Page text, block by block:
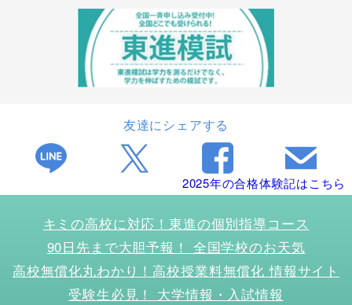
友達にシェアする
2025年の合格体験記はこちら
キミの高校に対応！東進の個別指導コース
90日先まで大胆予報！ 全国学校のお天気
高校無償化丸わかり！高校授業料無償化 情報サイト
受験生必見！ 大学情報・入試情報